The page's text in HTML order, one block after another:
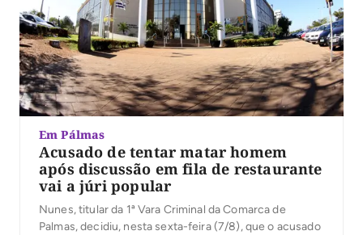
Em Pálmas
Acusado de tentar matar homem
após discussão em fila de restaurante
vai a júri popular
Nunes, titular da 1ª Vara Criminal da Comarca de
Palmas, decidiu, nesta sexta-feira (7/8), que o acusado